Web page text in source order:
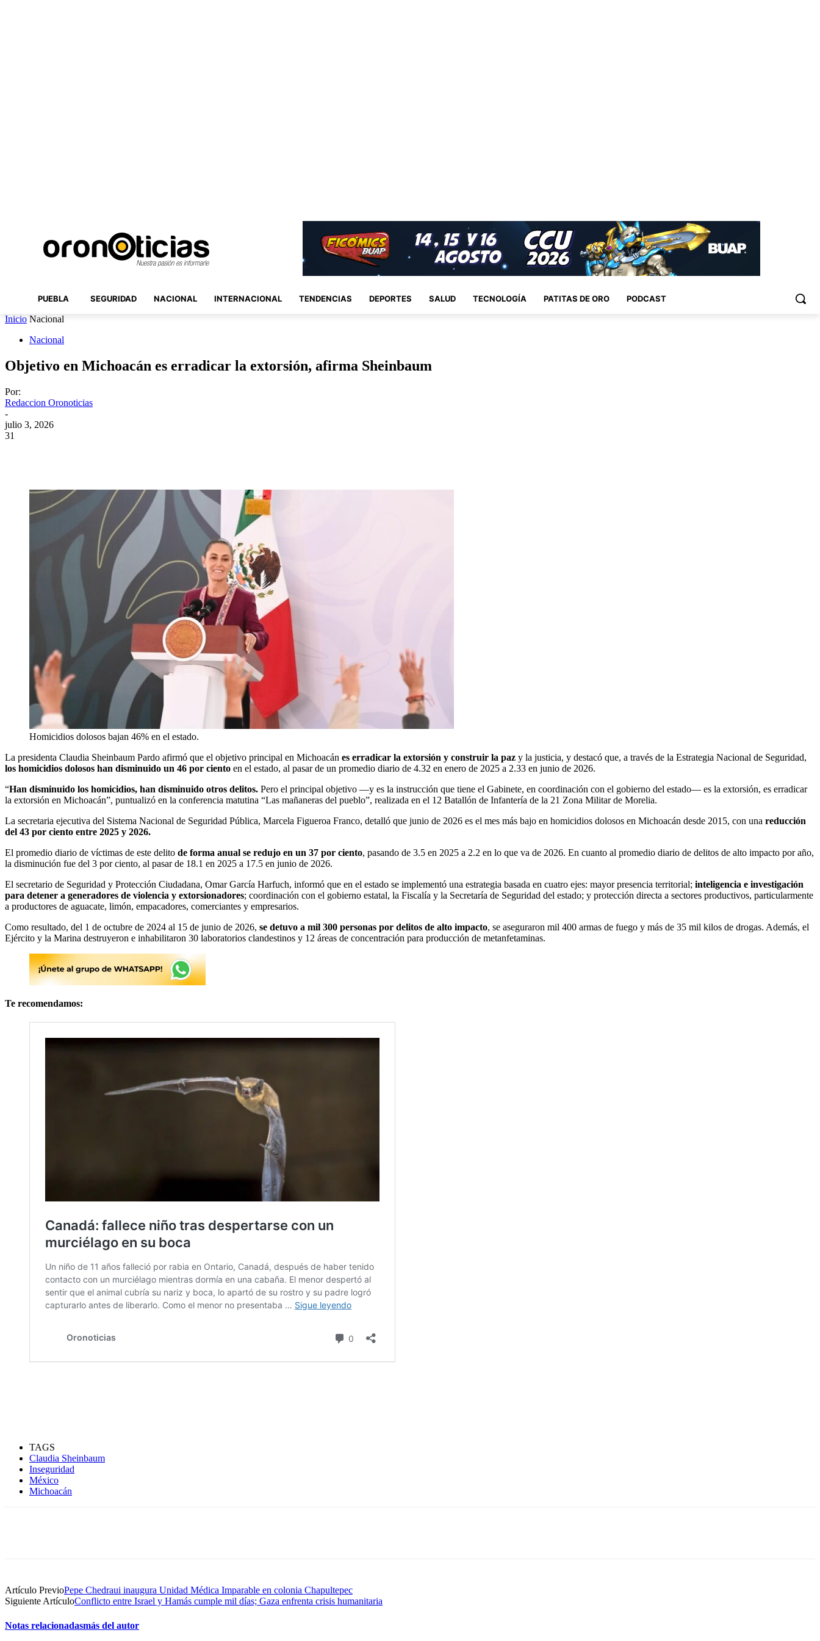
PUEBLA SEGURIDAD NACIONAL INTERNACIONAL TENDENCIAS DEPORTES SALUD TECNOLOGÍA PATITAS DE ORO PODCAST
Inicio Nacional
Nacional
Objetivo en Michoacán es erradicar la extorsión, afirma Sheinbaum
Por:
Redaccion Oronoticias
-
julio 3, 2026
31
Homicidios dolosos bajan 46% en el estado.
La presidenta Claudia Sheinbaum Pardo afirmó que el objetivo principal en Michoacán es erradicar la extorsión y construir la paz y la justicia, y destacó que, a través de la Estrategia Nacional de Seguridad,
los homicidios dolosos han disminuido un 46 por ciento en el estado, al pasar de un promedio diario de 4.32 en enero de 2025 a 2.33 en junio de 2026.
“Han disminuido los homicidios, han disminuido otros delitos. Pero el principal objetivo —y es la instrucción que tiene el Gabinete, en coordinación con el gobierno del estado— es la extorsión, es erradicar
la extorsión en Michoacán”, puntualizó en la conferencia matutina “Las mañaneras del pueblo”, realizada en el 12 Batallón de Infantería de la 21 Zona Militar de Morelia.
La secretaria ejecutiva del Sistema Nacional de Seguridad Pública, Marcela Figueroa Franco, detalló que junio de 2026 es el mes más bajo en homicidios dolosos en Michoacán desde 2015, con una reducción
del 43 por ciento entre 2025 y 2026.
El promedio diario de víctimas de este delito de forma anual se redujo en un 37 por ciento, pasando de 3.5 en 2025 a 2.2 en lo que va de 2026. En cuanto al promedio diario de delitos de alto impacto por año,
la disminución fue del 3 por ciento, al pasar de 18.1 en 2025 a 17.5 en junio de 2026.
El secretario de Seguridad y Protección Ciudadana, Omar García Harfuch, informó que en el estado se implementó una estrategia basada en cuatro ejes: mayor presencia territorial; inteligencia e investigación
para detener a generadores de violencia y extorsionadores; coordinación con el gobierno estatal, la Fiscalía y la Secretaría de Seguridad del estado; y protección directa a sectores productivos, particularmente
a productores de aguacate, limón, empacadores, comerciantes y empresarios.
Como resultado, del 1 de octubre de 2024 al 15 de junio de 2026, se detuvo a mil 300 personas por delitos de alto impacto, se aseguraron mil 400 armas de fuego y más de 35 mil kilos de drogas. Además, el
Ejército y la Marina destruyeron e inhabilitaron 30 laboratorios clandestinos y 12 áreas de concentración para producción de metanfetaminas.
Te recomendamos:
TAGS
Claudia Sheinbaum
Inseguridad
México
Michoacán
Artículo PrevioPepe Chedraui inaugura Unidad Médica Imparable en colonia Chapultepec
Siguiente ArtículoConflicto entre Israel y Hamás cumple mil días; Gaza enfrenta crisis humanitaria
Notas relacionadasmás del autor